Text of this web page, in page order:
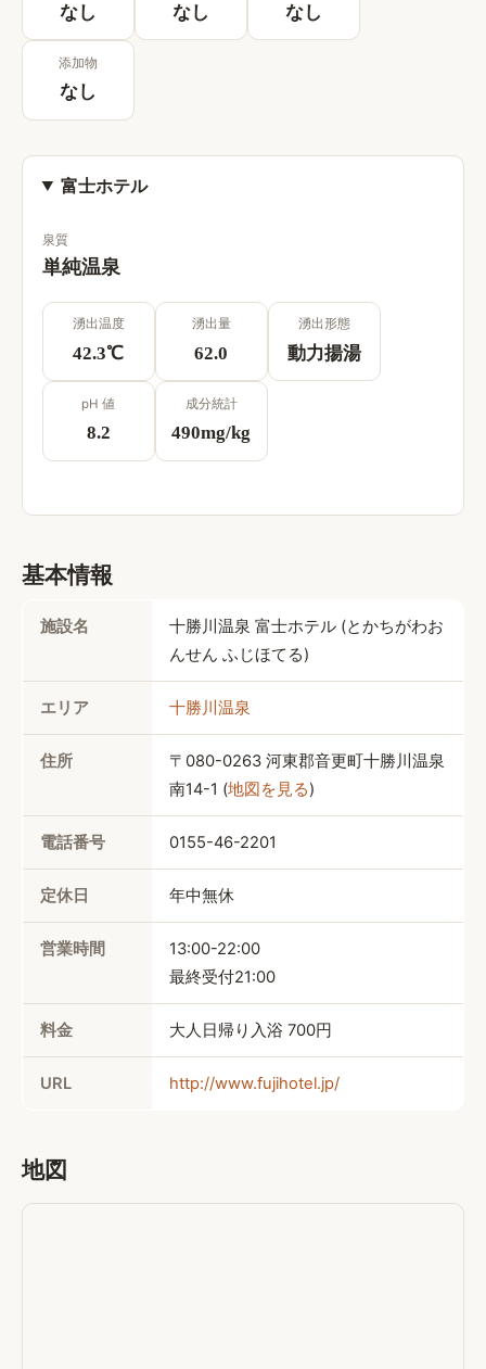
なし なし なし
添加物
なし
富士ホテル
泉質
単純温泉
湧出温度
42.3℃
湧出量
62.0
湧出形態
動力揚湯
pH 値
8.2
成分統計
490mg/kg
基本情報
施設名 十勝川温泉 富士ホテル (とかちがわお
んせん ふじほてる)
エリア 十勝川温泉
住所 〒080-0263 河東郡音更町十勝川温泉
南14-1 (地図を見る)
電話番号 0155-46-2201
定休日 年中無休
営業時間
13:00-22:00
最終受付21:00
料金 大人日帰り入浴 700円
URL http://www.fujihotel.jp/
地図